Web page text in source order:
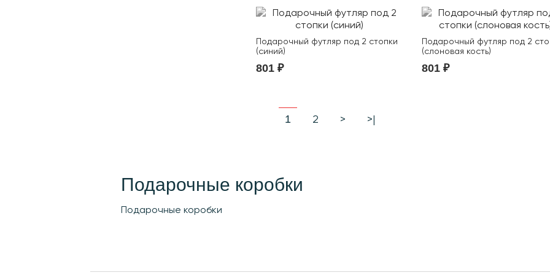
Подарочный футляр под 2 стопки
(синий)
801 ₽
Подарочный футляр под 2
(слоновая кость)
801 ₽
1 2 > >|
Подарочные коробки
Подарочные коробки